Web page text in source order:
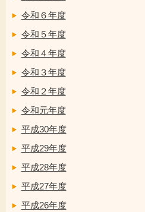
令和６年度
令和５年度
令和４年度
令和３年度
令和２年度
令和元年度
平成30年度
平成29年度
平成28年度
平成27年度
平成26年度